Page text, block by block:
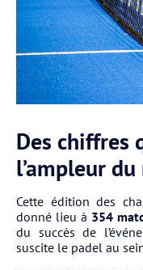
Des chiffres
l’ampleur
Cette édition des
donné lieu à 354
du succès de
suscite le padel au